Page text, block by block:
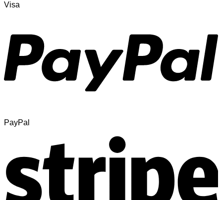
Visa
PayPal